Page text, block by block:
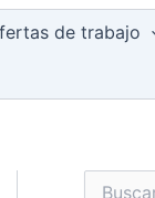
de trabajo